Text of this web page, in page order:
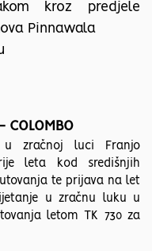
kroz predjele
Pinnawala
COLOMBO
u zračnoj luci Franjo
leta kod središnjih
te prijava na let
u zračnu luku u
letom TK 730 za